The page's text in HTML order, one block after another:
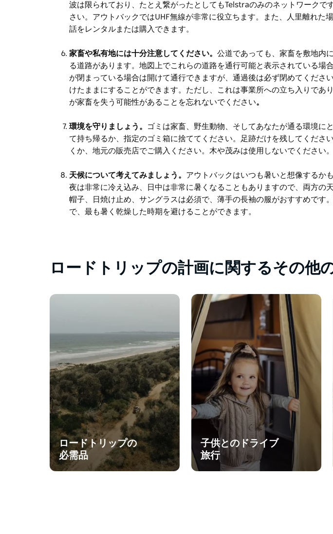
波は限られており、たとえ繋がったとしてもTelstraのみのネットワークで
さい。アウトバックではUHF無線が非常に役立ちます。また、人里離れた
話をレンタルまたは購入できます。
家畜や私有地には十分注意してください。 公道であっても、家畜を敷地内
る道路があります。地図上でこれらの道路を通行可能と表示されている場
が閉まっている場合は開けて通行できますが、通過後は必ず閉めてくださ
けたままにすることができます。ただし、これは事業所への立ち入りであ
が家畜を失う可能性があることを忘れないでください。
環境を守りましょう。
ゴミは家畜、野生動物、そしてあなたが通る環境に
て持ち帰るか、指定のゴミ箱に捨ててください。足跡だけを残してくださ
くか、地元の販売店でご購入ください。木や茂みは使用しないでください。
天候について考えてみましょう。 アウトバックはいつも暑いと想像するか
夜は非常に冷え込み、日中は非常に暑くなることもありますので、両方の
帽子、日焼け止め、サングラスは必須で、薄手の長袖の服がおすすめです
で、最も暑く乾燥した時期を避けることができます。
ロードトリップの計画に関するその他
ロードトリップの
必需品
子供とのドライブ
旅行